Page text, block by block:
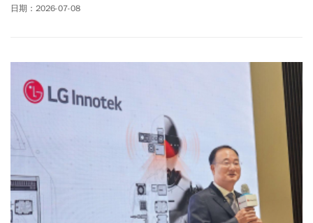
日期：2026-07-08